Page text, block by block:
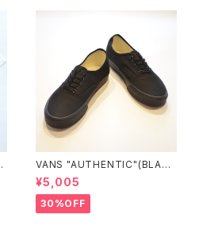
VANS "AUTHENTIC"(BLAC
K/BLACK)
¥5,005
30%OFF